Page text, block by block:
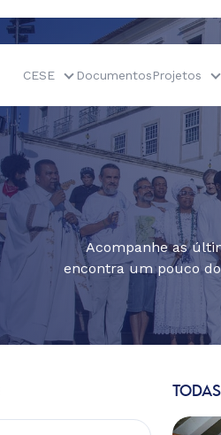
CESE DocumentosProjetos
Acompanhe as
encontra um pouco